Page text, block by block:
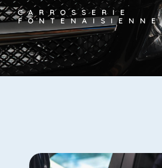
CARROSSERIE
FONTENAISIENNE